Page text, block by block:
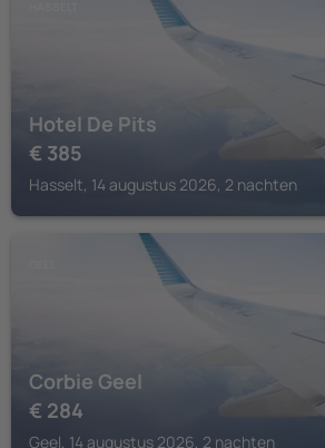
Hotel De Pits
€ 385
Hasselt, 14 augustus 2026, 2 nachten
Corbie Geel
€ 284
Geel, 14 augustus 2026, 2 nachten